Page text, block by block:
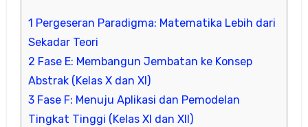
1 Pergeseran Paradigma: Matematika Lebih dari
Sekadar Teori
2 Fase E: Membangun Jembatan ke Konsep
Abstrak (Kelas X dan XI)
3Fase F: Menuju Aplikasi dan Pemodelan
Tingkat Tinggi (Kelas XI dan XII)